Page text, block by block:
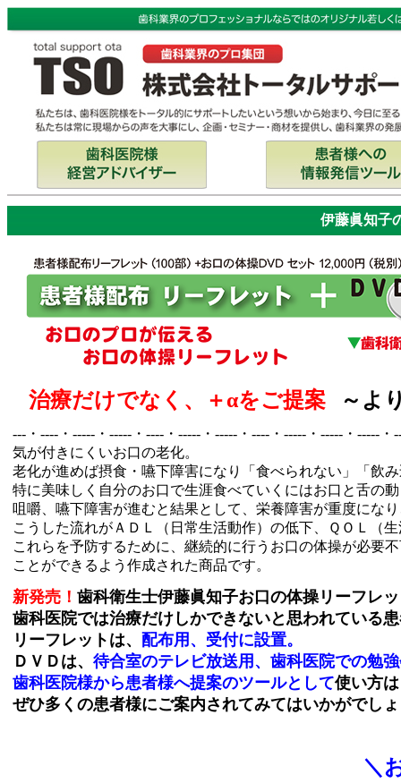
伊藤眞知子
治療だけでなく、＋αをご提案 ～よ
---・----・-----・-----・----・-----・-----・----・-----・-----・-----・
気が付きにくいお口の老化。
老化が進めば摂食・嚥下障害になり「食べられない」「飲
特に美味しく自分のお口で生涯食べていくにはお口と舌の
咀嚼、嚥下障害が進むと結果として、栄養障害が重度にな
こうした流れがＡＤＬ（日常生活動作）の低下、ＱＯＬ（
これらを予防するために、継続的に行うお口の体操が必要
ことができるよう作成された商品です。
新発売！ 歯科衛生士伊藤眞知子お口の体操リーフレ
歯科医院では治療だけしかできないと思われている
リーフレットは、 配布用、受付に設置。
ＤＶＤは、 待合室のテレビ放送用、歯科医院での勉
歯科医院様から患者様へ提案のツールとして使い方
ぜひ多くの患者様にご案内されてみてはいかがでし
＼